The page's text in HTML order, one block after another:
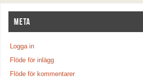
META
Logga in
Flöde för inlägg
Flöde för kommentarer